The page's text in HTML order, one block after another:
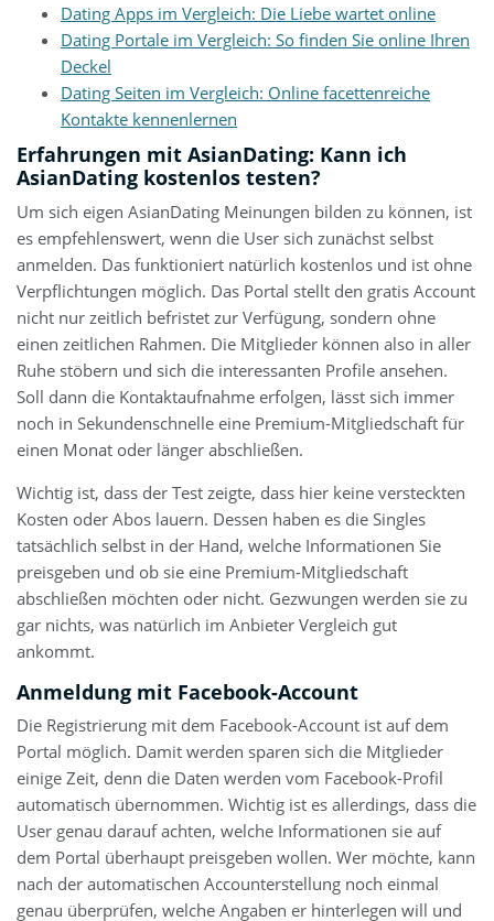
Dating Apps im Vergleich: Die Liebe wartet online
Dating Portale im Vergleich: So finden Sie online Ihren
Deckel
Dating Seiten im Vergleich: Online facettenreiche
Kontakte kennenlernen
Erfahrungen mit AsianDating: Kann ich
AsianDating kostenlos testen?
Um sich eigen AsianDating Meinungen bilden zu können, ist
es empfehlenswert, wenn die User sich zunächst selbst
anmelden. Das funktioniert natürlich kostenlos und ist ohne
Verpflichtungen möglich. Das Portal stellt den gratis Account
nicht nur zeitlich befristet zur Verfügung, sondern ohne
einen zeitlichen Rahmen. Die Mitglieder können also in aller
Ruhe stöbern und sich die interessanten Profile ansehen.
Soll dann die Kontaktaufnahme erfolgen, lässt sich immer
noch in Sekundenschnelle eine Premium-Mitgliedschaft für
einen Monat oder länger abschließen.
Wichtig ist, dass der Test zeigte, dass hier keine versteckten
Kosten oder Abos lauern. Dessen haben es die Singles
tatsächlich selbst in der Hand, welche Informationen Sie
preisgeben und ob sie eine Premium-Mitgliedschaft
abschließen möchten oder nicht. Gezwungen werden sie zu
gar nichts, was natürlich im Anbieter Vergleich gut
ankommt.
Anmeldung mit Facebook-Account
Die Registrierung mit dem Facebook-Account ist auf dem
Portal möglich. Damit werden sparen sich die Mitglieder
einige Zeit, denn die Daten werden vom Facebook-Profil
automatisch übernommen. Wichtig ist es allerdings, dass die
User genau darauf achten, welche Informationen sie auf
dem Portal überhaupt preisgeben wollen. Wer möchte, kann
nach der automatischen Accounterstellung noch einmal
genau überprüfen, welche Angaben er hinterlegen will und